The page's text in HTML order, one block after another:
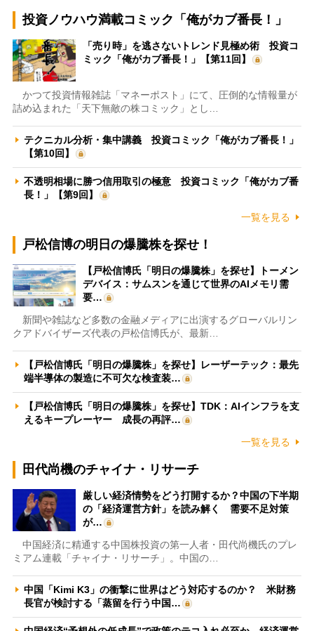
投資ノウハウ満載コミック「俺がカブ番長！」
「売り時」を逃さないトレンド見極め術 投資コ
ミック「俺がカブ番長！」【第11回】
かつて投資情報雑誌「マネーポスト」にて、圧倒的な情報量が
詰め込まれた「天下無敵の株コミック」とし…
テクニカル分析・集中講義 投資コミック「俺がカブ番長！」
【第10回】
不透明相場に勝つ信用取引の極意 投資コミック「俺がカブ番
長！」【第9回】
一覧を見る
戸松信博の明日の爆騰株を探せ！
【戸松信博氏「明日の爆騰株」を探せ】トーメン
デバイス：サムスンを通じて世界のAIメモリ需
要…
新聞や雑誌など多数の金融メディアに出演するグローバルリン
クアドバイザーズ代表の戸松信博氏が、最新…
【戸松信博氏「明日の爆騰株」を探せ】レーザーテック：最先
端半導体の製造に不可欠な検査装…
【戸松信博氏「明日の爆騰株」を探せ】TDK：AIインフラを支
えるキープレーヤー 成長の再評…
一覧を見る
田代尚機のチャイナ・リサーチ
厳しい経済情勢をどう打開するか？中国の下半期
の「経済運営方針」を読み解く 需要不足対策
が…
中国経済に精通する中国株投資の第一人者・田代尚機氏のプレ
ミアム連載「チャイナ・リサーチ」。中国の…
中国「Kimi K3」の衝撃に世界はどう対応するのか？ 米財務
長官が検討する「蒸留を行う中国…